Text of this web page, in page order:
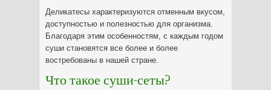
Деликатесы характеризуются отменным вкусом,
доступностью и полезностью для организма.
Благодаря этим особенностям, с каждым годом
суши становятся все более и более
востребованы в нашей стране.
Что такое суши-сеты?